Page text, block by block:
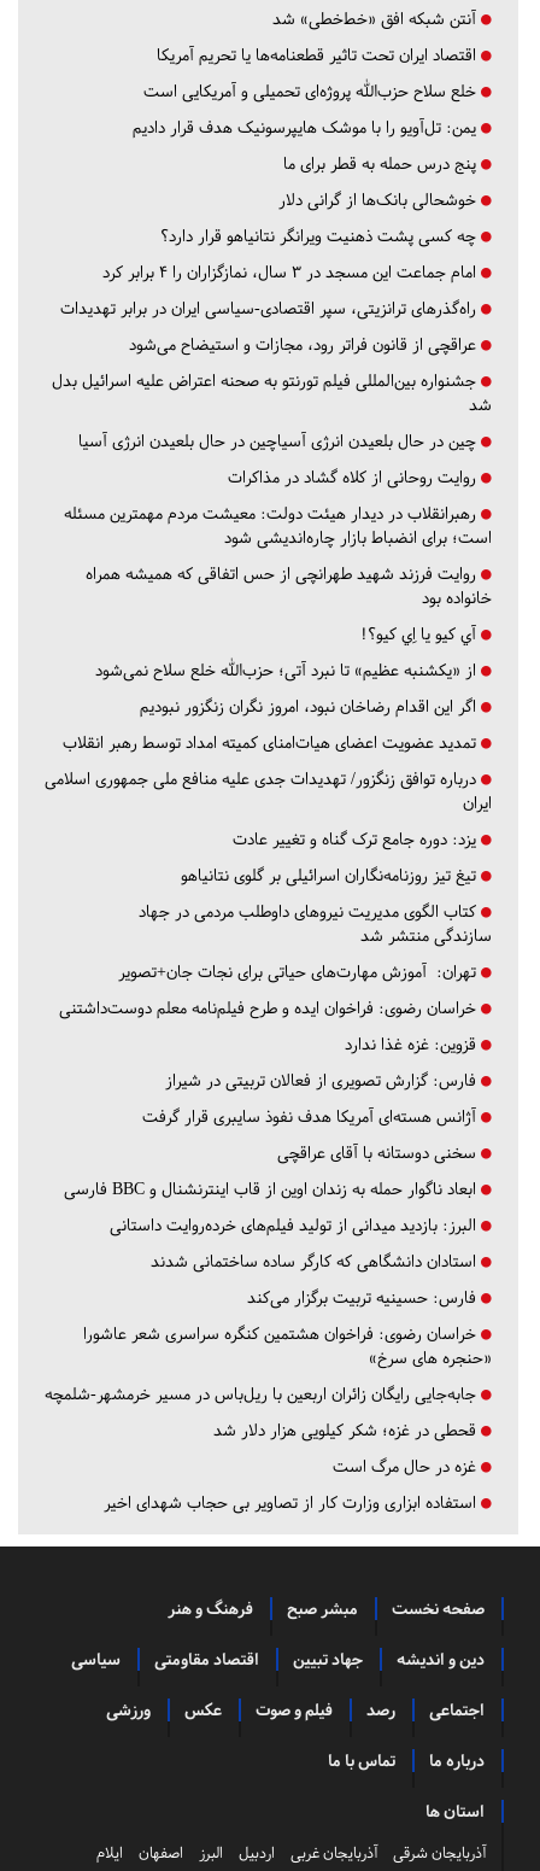
آنتن شبکه افق «خط‌خطی» شد
اقتصاد ایران تحت تاثیر قطعنامه‌ها یا تحریم‌ آمریکا
خلع سلاح حزب‌الله پروژه‌ای تحمیلی و آمریکایی است
یمن: تل‌آویو را با موشک هایپرسونیک هدف قرار دادیم
پنج درس‌ حمله به قطر برای ما
خوشحالی بانک‌ها از گرانی دلار
چه کسی پشت ذهنیت ویرانگر نتانیاهو قرار دارد؟
امام جماعت این مسجد در ۳ سال، نمازگزاران را ۴ برابر کرد
راه‌گذرهای ترانزیتی، سپر اقتصادی-سیاسی ایران در برابر تهدیدات
عراقچی از قانون فراتر رود، مجازات و استیضاح می‌شود
جشنواره بین‌المللی فیلم تورنتو به صحنه اعتراض علیه اسرائیل بدل
شد
چین در حال بلعیدن انرژی آسیاچین در حال بلعیدن انرژی آسیا
روایت روحانی از کلاه گشاد در مذاکرات
رهبرانقلاب در دیدار هیئت دولت: معیشت مردم مهمترین مسئله
است؛ برای انضباط بازار چاره‌اندیشی شود
روایت فرزند شهید طهرانچی از حس اتفاقی که همیشه همراه
خانواده بود
آي كيو يا اِي كيو؟!
از «یکشنبه عظیم» تا نبرد آتی؛ حزب‌الله خلع سلاح نمی‌شود
اگر این اقدام رضاخان نبود، امروز نگران زنگزور نبودیم
تمدید عضویت اعضای هیات‌امنای کمیته امداد توسط رهبر انقلاب
درباره توافق زنگزور/ تهدیدات جدی علیه منافع ملی جمهوری اسلامی
ایران
یزد: دوره جامع ترک گناه و تغییر عادت
تیغ تیز روزنامه‌نگاران اسرائیلی بر گلوی نتانیاهو
کتاب الگوی مدیریت نیروهای داوطلب مردمی در جهاد
سازندگی منتشر شد
تهران: آموزش مهارت‌های حیاتی برای نجات جان+تصویر
خراسان رضوی: فراخوان ایده و طرح فیلم‌نامه معلم دوست‌داشتنی
قزوین: غزه غذا ندارد
فارس: گزارش تصویری از فعالان تربیتی در شیراز
آژانس هسته‌ای آمریکا هدف نفوذ سایبری قرار گرفت
سخنی دوستانه با آقای عراقچی
ابعاد ناگوار حمله به زندان اوین از قاب اینترنشنال و BBC فارسی
البرز: بازدید میدانی از تولید فیلم‌های خرده‌روایت داستانی
استادان دانشگاهی که کارگر ساده ساختمانی شدند
فارس: حسینیه تربیت برگزار می‌کند
خراسان رضوی: فراخوان هشتمین کنگره سراسری شعر عاشورا
«حنجره های سرخ»
جابه‌جایی رایگان زائران اربعین با ریل‌باس در مسیر خرمشهر-شلمچه
قحطی در غزه؛ شکر کیلویی هزار دلار شد
غزه در حال مرگ است
استفاده ابزاری وزارت کار از تصاویر بی حجاب شهدای اخیر
صفحه نخست مبشر صبح فرهنگ و هنر
دین و اندیشه جهاد تبیین اقتصاد مقاومتی سیاسی
اجتماعی رصد فیلم و صوت عکس ورزشی
درباره ما تماس با ما
استان ها
آذربایجان شرقی آذربایجان غربی اردبیل البرز اصفهان ایلام